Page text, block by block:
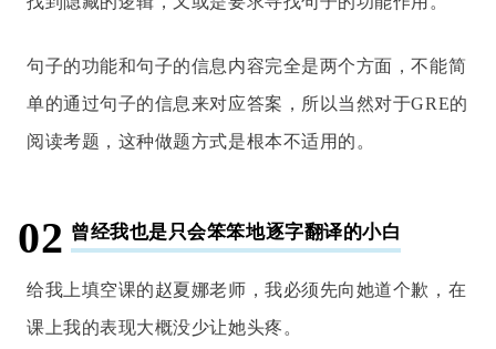
句子的功能和句子的信息内容完全是两个方面，不能简
单的通过句子的信息来对应答案，所以当然对于GRE的
阅读考题，这种做题方式是根本不适用的。
02 曾经我也是只会笨笨地逐字翻译的小白
给我上填空课的赵夏娜老师，我必须先向她道个歉，在
课上我的表现大概没少让她头疼。